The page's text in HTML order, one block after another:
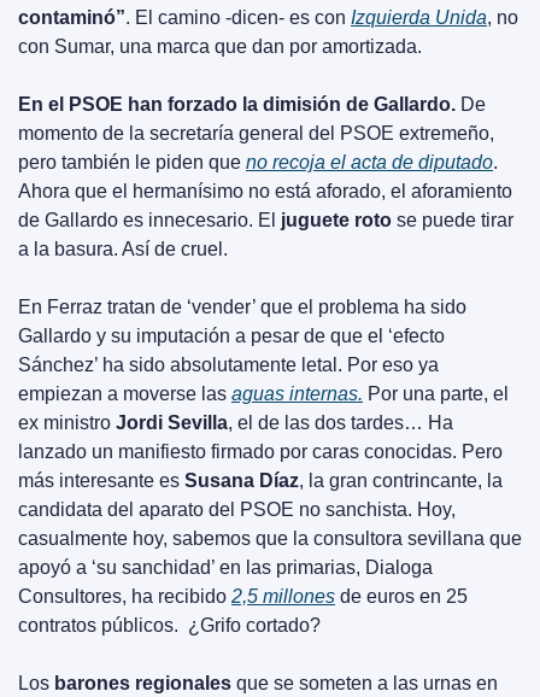
contaminó”. El camino -dicen- es con Izquierda Unida, no
con Sumar, una marca que dan por amortizada.
En el PSOE han forzado la dimisión de Gallardo. De
momento de la secretaría general del PSOE extremeño,
pero también le piden que no recoja el acta de diputado.
Ahora que el hermanísimo no está aforado, el aforamiento
de Gallardo es innecesario. El juguete roto se puede tirar
a la basura. Así de cruel.
En Ferraz tratan de ‘vender’ que el problema ha sido
Gallardo y su imputación a pesar de que el ‘efecto
Sánchez’ ha sido absolutamente letal. Por eso ya
empiezan a moverse las aguas internas. Por una parte, el
ex ministro Jordi Sevilla, el de las dos tardes… Ha
lanzado un manifiesto firmado por caras conocidas. Pero
más interesante es Susana Díaz, la gran contrincante, la
candidata del aparato del PSOE no sanchista. Hoy,
casualmente hoy, sabemos que la consultora sevillana que
apoyó a ‘su sanchidad’ en las primarias, Dialoga
Consultores, ha recibido 2,5 millones de euros en 25
contratos públicos.  ¿Grifo cortado?
Los barones regionales que se someten a las urnas en